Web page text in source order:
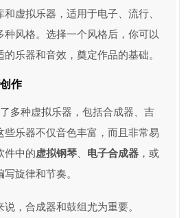
虚拟乐器，适用于电子、流行、
风格。选择一个风格后，你可以
乐器和音效，奠定作品的基础。
作
多种虚拟乐器，包括合成器、吉
些乐器不仅音色丰富，而且非常易
件中的虚拟钢琴 电子合成器 ，或
旋律和节奏。
，合成器和鼓组尤为重要。